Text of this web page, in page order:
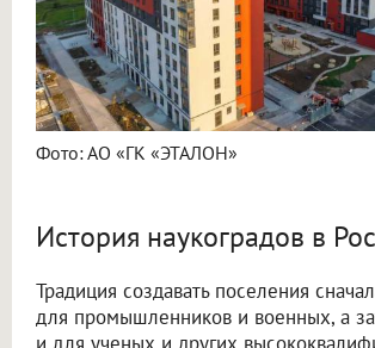
Фото: АО «ГК «ЭТАЛОН»
История наукоградов в
Традиция создавать поселения
для промышленников и военных, а
и для ученых и других